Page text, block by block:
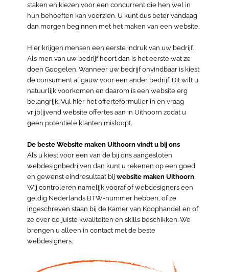
staken en kiezen voor een concurrent die hen wel in
hun behoeften kan voorzien. U kunt dus beter vandaag
dan morgen beginnen met het maken van een website.
Hier krijgen mensen een eerste indruk van uw bedrijf.
Als men van uw bedrijf hoort dan is het eerste wat ze
doen Googelen. Wanneer uw bedrijf onvindbaar is kiest
de consument al gauw voor een ander bedrijf. Dit wilt u
natuurlijk voorkomen en daarom is een website erg
belangrijk. Vul hier het offerteformulier in en vraag
vrijblijvend website offertes aan in Uithoorn zodat u
geen potentiële klanten misloopt.
De beste Website maken Uithoorn vindt u bij ons
Als u kiest voor een van de bij ons aangesloten
webdesignbedrijven dan kunt u rekenen op een goed
en gewenst eindresultaat bij website maken Uithoorn.
Wij controleren namelijk vooraf of webdesigners een
geldig Nederlands BTW-nummer hebben, of ze
ingeschreven staan bij de Kamer van Koophandel en of
ze over de juiste kwaliteiten en skills beschikken. We
brengen u alleen in contact met de beste
webdesigners.